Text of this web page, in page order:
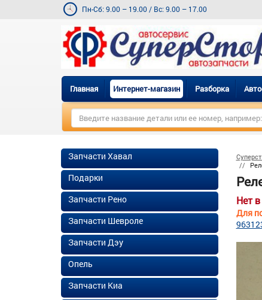
Пн-Сб: 9.00 – 19.00 / Вс: 9.00 – 17.00
Главная Интернет-магазин Разборка
Нет
Для
Запчасти Хавал
Подарки
Запчасти Рено
Запчасти Шевроле
Запчасти Дэу
Опель
Запчасти Киа